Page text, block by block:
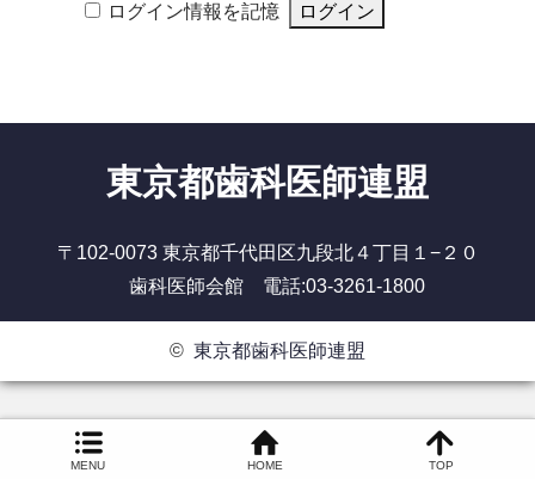
ログイン情報を記憶
東京都歯科医師連盟
〒102-0073 東京都千代田区九段北４丁目１−２０
歯科医師会館 電話:03-3261-1800
MENU HOME TOP
© 東京都歯科医師連盟